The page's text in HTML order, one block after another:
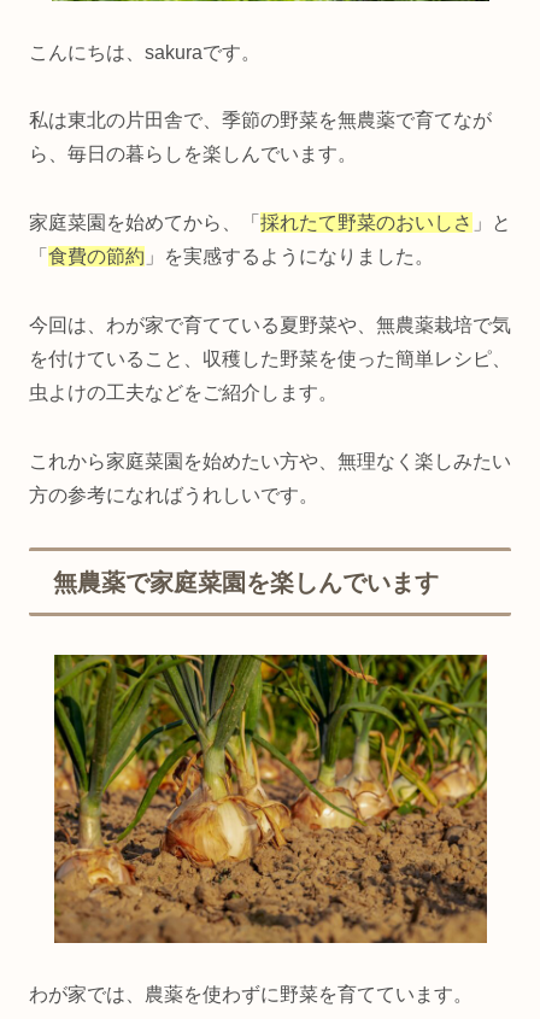
こんにちは、sakuraです。
私は東北の片田舎で、季節の野菜を無農薬で育てなが
ら、毎日の暮らしを楽しんでいます。
家庭菜園を始めてから、「 採れたて野菜のおいしさ 」と
「 食費の節約 」を実感するようになりました。
今回は、わが家で育てている夏野菜や、無農薬栽培で気
を付けていること、収穫した野菜を使った簡単レシピ、
虫よけの工夫などをご紹介します。
これから家庭菜園を始めたい方や、無理なく楽しみたい
方の参考になればうれしいです。
無農薬で家庭菜園を楽しんでいます
わが家では、農薬を使わずに野菜を育てています。